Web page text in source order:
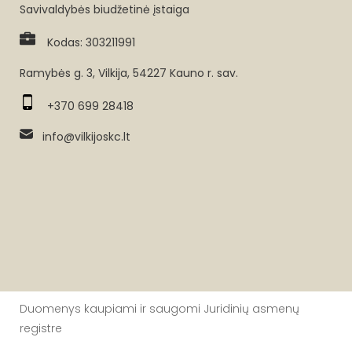
Savivaldybės biudžetinė įstaiga
Kodas: 303211991
Ramybės g. 3, Vilkija, 54227 Kauno r. sav.
+370 699 28418
info@vilkijoskc.lt
Duomenys kaupiami ir saugomi Juridinių asmenų
registre